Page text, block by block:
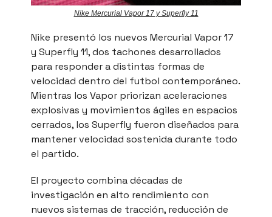
Nike Mercurial Vapor 17 y Superfly 11
Nike presentó los nuevos Mercurial Vapor 17
y Superfly 11, dos tachones desarrollados
para responder a distintas formas de
velocidad dentro del futbol contemporáneo.
Mientras los Vapor priorizan aceleraciones
explosivas y movimientos ágiles en espacios
cerrados, los Superfly fueron diseñados para
mantener velocidad sostenida durante todo
el partido.
El proyecto combina décadas de
investigación en alto rendimiento con
nuevos sistemas de tracción, reducción de